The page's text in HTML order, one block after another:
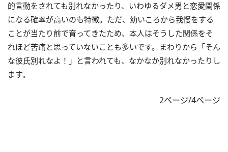
的言動をされても別れなかったり、いわゆるダメ男と恋愛関係
になる確率が高いのも特徴。ただ、幼いころから我慢をする
ことが当たり前で育ってきたため、本人はそうした関係をそ
れほど苦痛と思っていないことも多いです。まわりから「そん
な彼氏別れなよ！」と言われても、なかなか別れなかったりし
ます。
2ページ/4ページ